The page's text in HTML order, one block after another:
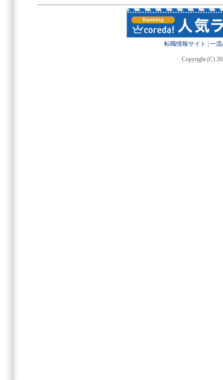
転職情報サイト 一
Copyright (C)